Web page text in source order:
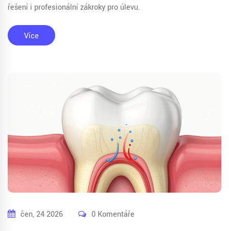
řešení i profesionální zákroky pro úlevu.
Více
čen, 24 2026 0 Komentáře